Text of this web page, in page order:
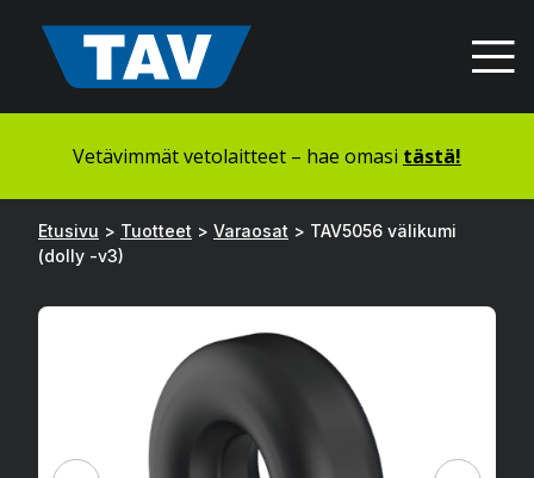
sisältöön
Vetävimmät vetolaitteet – hae omasi tästä!
Etusivu > Tuotteet > Varaosat > TAV5056 välikumi
(dolly -v3)